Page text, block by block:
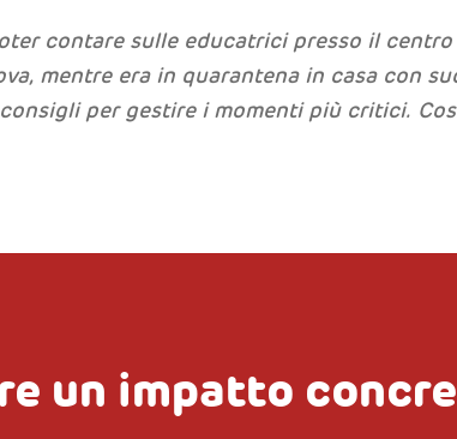
contare sulle educatrici presso il
mentre era in quarantena in casa con
per gestire i momenti più critici.
un impatto